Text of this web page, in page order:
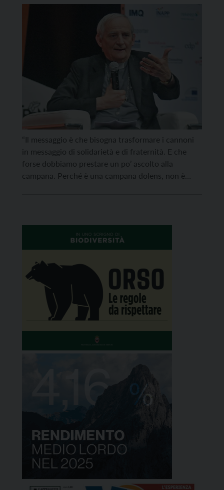
coraggio della pace”
“Il messaggio è che bisogna trasformare i cannoni
in messaggio di solidarietà e di fraternità. E che
forse dobbiamo prestare un po’ ascolto alla
campana. Perché è una campana dolens, non è
[…]